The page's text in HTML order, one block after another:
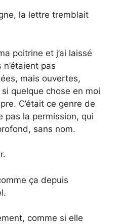
la lettre tremblait
poitrine et j’ai laissé
pas
mais ouvertes,
quelque chose en moi
C’était ce genre de
pas la permission, qui
sans nom.
ça depuis
comme si elle